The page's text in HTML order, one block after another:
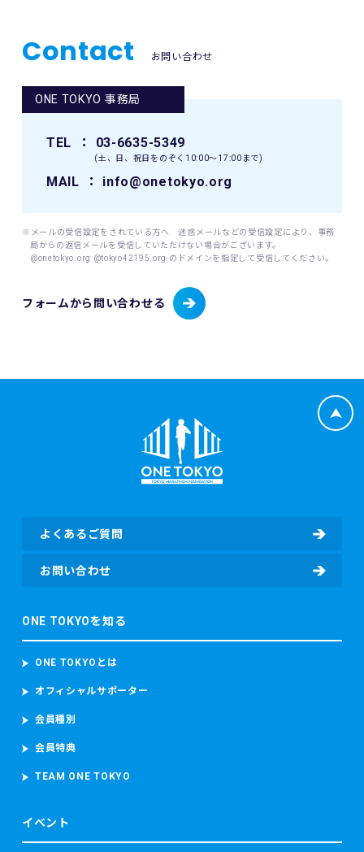
宜の場所に掲示（及び登録されたメールアドレスへの通知
12. 本イベントに関連して生ずる一切の紛争については、東
当財団は、個人情報の取得、利用及び提供を必要とする場合
には、日本工業規格「個人情報保護マネジメントシステム 要
護マネジメントシステムを遵守し、厳正な管理のもとで行い
よる（ご本人が未成年者（18歳未満）の場合はその親権者の
同意を得た）情報の提供(登録、申込等)によることを原則と
します。
内でこれを行います。
(1) 取り扱う個人情報
・東京マラソン等にご応募いただく場合
・東京マラソン等を通じて寄付をしていただく場合
ルアドレス、国籍、パスポート番号（海外エントリーの場
係、日本陸上競技連盟（JAAF）への登録の有無、JAAF ID
等）、応募者のレース種目情報（応募者の障害（視覚障害、
知的障害、車いす）の有無、臓器移植の有無、伴走者の有
無）（該当する場合）、寄付者情報（所属先、住所、電話番
号、部署名、役職、担当者氏名、担当者電子メールアドレ
得し、取り扱います。
・東京マラソン等にご参加いただく場合
検査の結果を取得することがあります。 東京マラソン等に参
加する場合、上記のデータのほか、顔写真、カメラ映像、本
加者本人であることを確認するため参加者の顔写真を撮影
映像（参加者の容貌が写り込むことがあります。）を撮影
し、これらを取り扱います。
真、カメラ映像、本大会記録並び本大会中の中途記録及び推
参加者の顔写真を撮影し、本大会中におけるコースの安全管
理のために監視カメラ映像（参加者の容貌が写り込むことが
Contact お問い合わせ
フォームから問い合わせる
ONE TOKYO 事務局
TEL ： 03-6635-5349
(土、日、祝日をのぞく10:00〜17:00まで)
MAIL ： info@onetokyo.org
※メールの受信設定をされている方へ 迷惑メールなどの受信設定により、事務
局からの返信メールを受信していただけない場合がございます。
@onetokyo.org @tokyo42195.org のドメインを指定して受信してください。
よくあるご質問
お問い合わせ
ONE TOKYOを知る
ONE TOKYOとは
オフィシャルサポーター
会員種別
会員特典
TEAM ONE TOKYO
イベント